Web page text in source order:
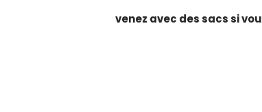
venez avec des sacs si